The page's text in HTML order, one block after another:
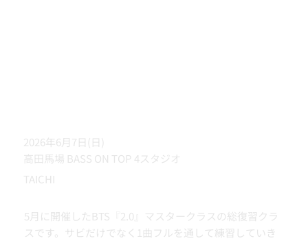
2026年6月7日(日)
高田馬場 BASS ON TOP 4スタジオ
TAICHI
5月に開催したBTS『2.0』マスタークラスの総復習クラ
スです。サビだけでなく1曲フルを通して練習していき